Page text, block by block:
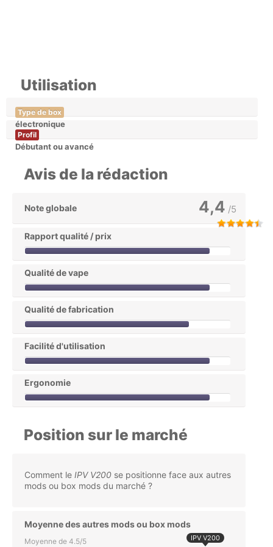
Utilisation
Type de box
électronique
Profil
Débutant ou avancé
Avis de la rédaction
Note globale 4,4 /5
Rapport qualité / prix
Qualité de vape
Qualité de fabrication
Facilité d'utilisation
Ergonomie
Position sur le marché
Comment le IPV V200 se positionne face aux autres
mods ou box mods du marché ?
Moyenne des autres mods ou box mods
Moyenne de 4.5/5 IPV V200